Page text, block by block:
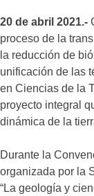
20 de abril 2021.-
proceso de la
la reducción de
unificación de las
en Ciencias de la
proyecto integral
dinámica de la
Durante la
organizada por la
“La geología y